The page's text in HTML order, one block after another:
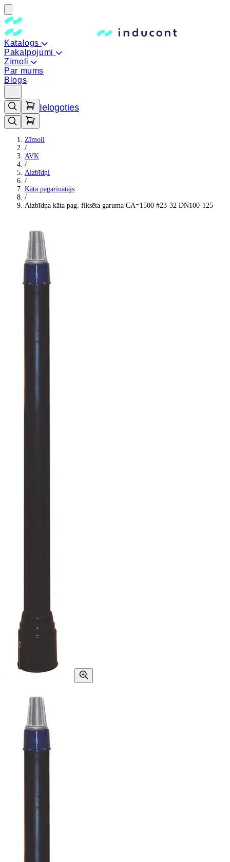
Katalogs
Pakalpojumi
Zīmoli
Par mums
Blogs
Ielogoties
Zīmoli
/
AVK
/
Aizbīdņi
/
Kāta pagarinātājs
/
Aizbīdņa kāta pag. fiksēta garuma CA=1500 #23-32 DN100-125